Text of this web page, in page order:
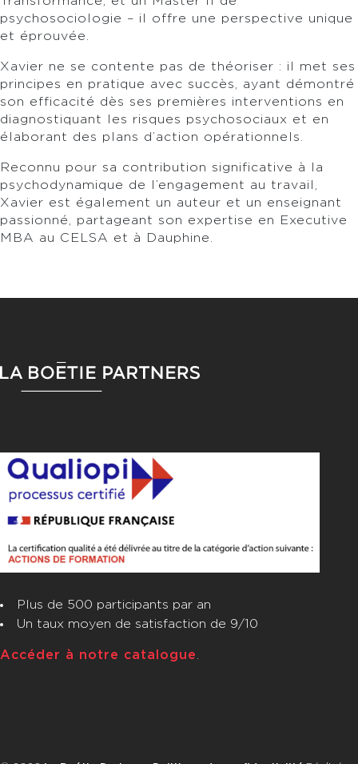
psychosociologie – il offre une perspective unique
et éprouvée.
Xavier ne se contente pas de théoriser : il met ses
principes en pratique avec succès, ayant démontré
son efficacité dès ses premières interventions en
diagnostiquant les risques psychosociaux et en
élaborant des plans d’action opérationnels.
Reconnu pour sa contribution significative à la
psychodynamique de l’engagement au travail,
Xavier est également un auteur et un enseignant
passionné, partageant son expertise en Executive
MBA au CELSA et à Dauphine.
Plus de 500 participants par an
Un taux moyen de satisfaction de 9/10
Accéder à notre catalogue.